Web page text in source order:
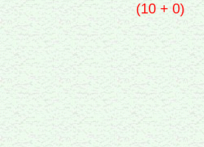
(10 + 0)